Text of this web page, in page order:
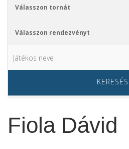
KERESÉS
Fiola Dávid